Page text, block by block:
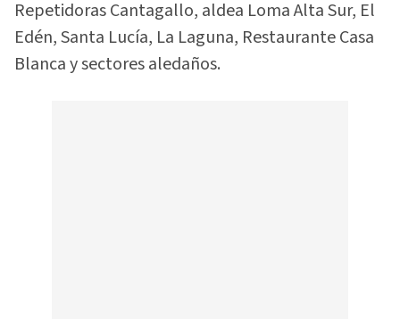
Repetidoras Cantagallo, aldea Loma Alta Sur, El
Edén, Santa Lucía, La Laguna, Restaurante Casa
Blanca y sectores aledaños.